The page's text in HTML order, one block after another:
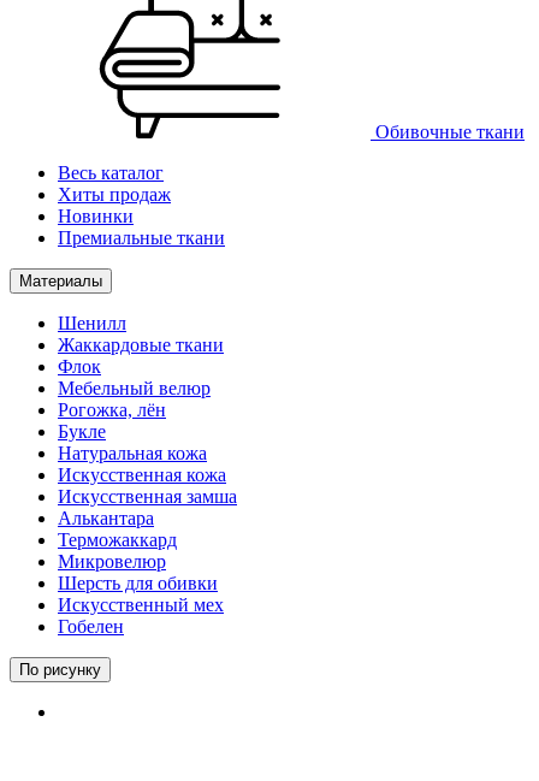
Обивочные ткани
Весь каталог
Хиты продаж
Новинки
Премиальные ткани
Материалы
Шенилл
Жаккардовые ткани
Флок
Мебельный велюр
Рогожка, лён
Букле
Натуральная кожа
Искусственная кожа
Искусственная замша
Алькантара
Терможаккард
Микровелюр
Шерсть для обивки
Искусственный мех
Гобелен
По рисунку